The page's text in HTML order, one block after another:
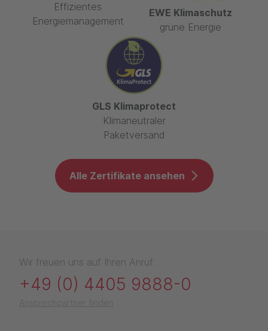
Effizientes
Energiemanagement
EWE Klimaschutz
grüne Energie
GLS Klimaprotect
Klimaneutraler
Paketversand
Alle Zertifikate ansehen
Wir freuen uns auf Ihren Anruf:
+49 (0) 4405 9888-0